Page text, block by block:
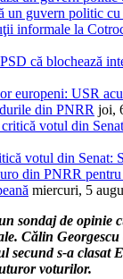
un guvern politic
informale la
europeni: USR
din PNRR joi,
votul din Senat:
din PNRR
miercuri, 5
sondaj de opinie
Călin
secund s-a clasat
voturilor.